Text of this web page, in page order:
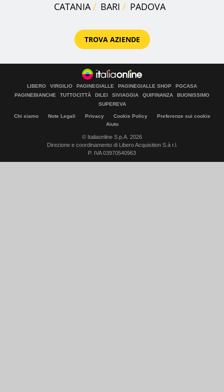
CATANIA
BARI PADOVA
TROVA AZIENDE
LIBERO VIRGILIO PAGINEGIALLE PAGINEGIALLE SHOP
PGCASA
PAGINEBIANCHE
TUTTOCITTÀ DILEI SIVIAGGIA QUIFINANZA
BUONISSIMO
SUPEREVA
Chi siamo Note Legali Privacy Cookie Policy
Preferenze sui cookie
Aiuto
© Italiaonline S.p.A. 2026
Direzione e coordinamento di Libero Acquisition S.á r.l.
P. IVA 03970540963